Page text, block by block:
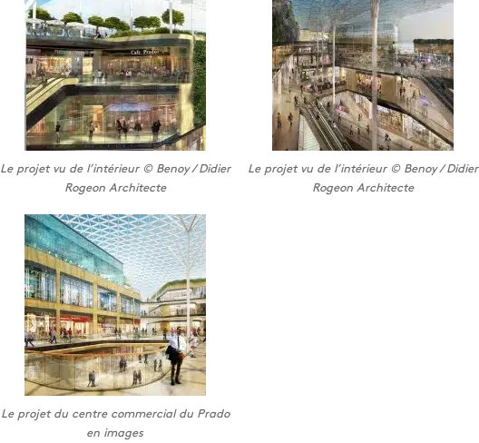
Le projet vu de l’intérieur © Benoy / Didier
Rogeon Architecte
Le projet vu de l’intérieur © Benoy / Didier
Rogeon Architecte
Le projet du centre commercial du Prado
en images